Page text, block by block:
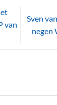
van
Sven
negen